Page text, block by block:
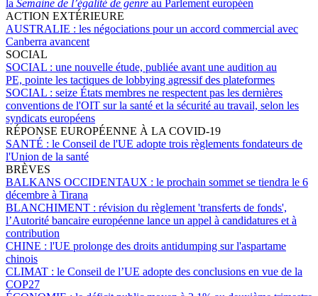
la Semaine de l’égalité de genre au Parlement européen
ACTION EXTÉRIEURE
AUSTRALIE : les négociations pour un accord commercial avec
Canberra avancent
SOCIAL
SOCIAL : une nouvelle étude, publiée avant une audition au
PE, pointe les tactiques de lobbying agressif des plateformes
SOCIAL : seize États membres ne respectent pas les dernières
conventions de l'OIT sur la santé et la sécurité au travail, selon les
syndicats européens
RÉPONSE EUROPÉENNE À LA COVID-19
SANTÉ : le Conseil de l'UE adopte trois règlements fondateurs de
l'Union de la santé
BRÈVES
BALKANS OCCIDENTAUX : le prochain sommet se tiendra le 6
décembre à Tirana
BLANCHIMENT : révision du règlement 'transferts de fonds',
l’Autorité bancaire européenne lance un appel à candidatures et à
contribution
CHINE : l'UE prolonge des droits antidumping sur l'aspartame
chinois
CLIMAT : le Conseil de l’UE adopte des conclusions en vue de la
COP27